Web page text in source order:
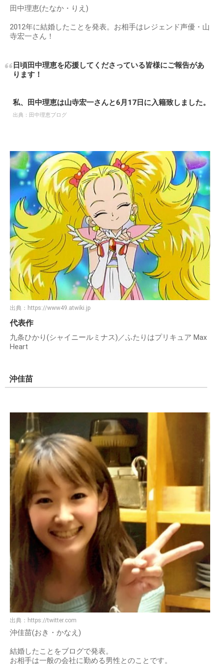
田中理恵(たなか・りえ)
2012年に結婚したことを発表。お相手はレジェンド声優・山
寺宏一さん！
日頃田中理恵を応援してくださっている皆様にご報告があ
ります！
私、田中理恵は山寺宏一さんと6月17日に入籍致しました。
出典： 田中理恵ブログ
出典： https://www49.atwiki.jp
代表作
九条ひかり(シャイニールミナス)／ふたりはプリキュア Max
Heart
沖佳苗
出典： https://twitter.com
沖佳苗(おき・かなえ)
結婚したことをブログで発表。
お相手は一般の会社に勤める男性とのことです。